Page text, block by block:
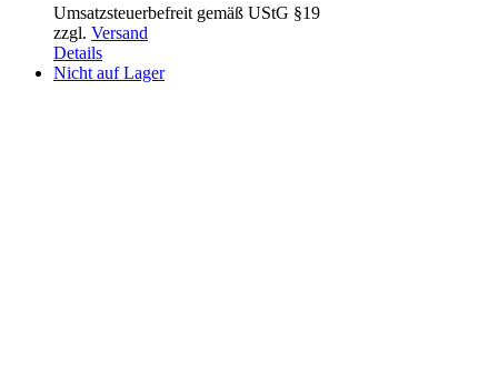
Umsatzsteuerbefreit gemäß UStG §19
zzgl. Versand
Details
Nicht auf Lager